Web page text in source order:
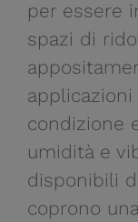
per essere
spazi di
condizione
umidità e
disponibili
coprono